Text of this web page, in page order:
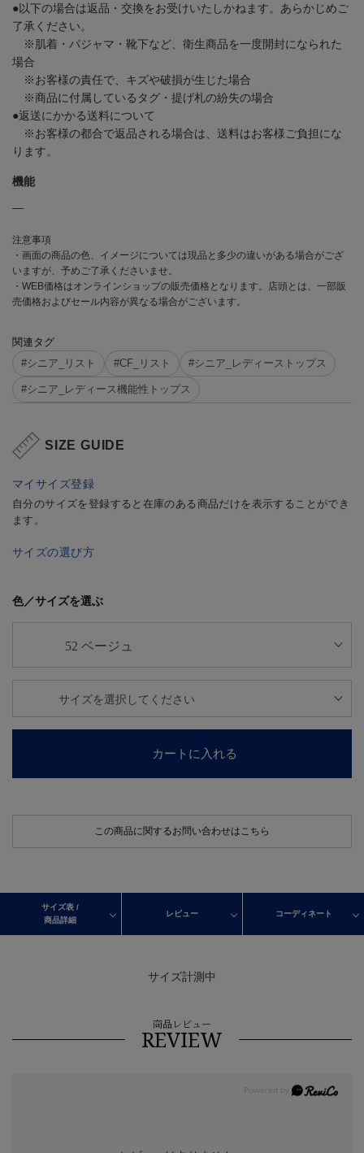
●以下の場合は返品・交換をお受けいたしかねます。あらかじめご
了承ください。
※肌着・パジャマ・靴下など、衛生商品を一度開封になられた
場合
※お客様の責任で、キズや破損が生じた場合
※商品に付属しているタグ・提げ札の紛失の場合
●返送にかかる送料について
※お客様の都合で返品される場合は、送料はお客様ご負担にな
ります。
機能
―
注意事項
・画面の商品の色、イメージについては現品と多少の違いがある場合がござ
いますが、予めご了承くださいませ。
・WEB価格はオンラインショップの販売価格となります。店頭とは、一部販
売価格およびセール内容が異なる場合がございます。
関連タグ
#シニア_リスト
#CF_リスト #シニア_レディーストップス
#シニア_レディース機能性トップス
SIZE GUIDE
マイサイズ登録
自分のサイズを登録すると在庫のある商品だけを表示することができ
ます。
サイズの選び方
色／サイズを選ぶ
カートに入れる
この商品に関するお問い合わせはこちら
サイズ表 /
商品詳細
レビュー コーディネート
サイズ計測中
商品レビュー
REVIEW